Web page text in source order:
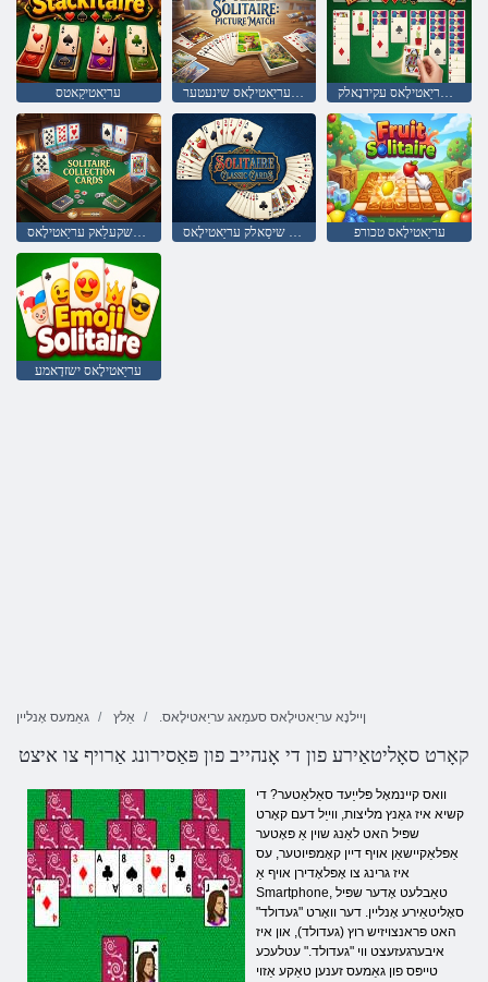
עריַאטיקַאטס שטַאמ דליב עריַאטילָאס שינעטער ליּפש עריַאטילָאס עקידנָאלק
סדרַאק ןַאשקעלַאק עריַאטילָאס סדרַאק שיסַאלק עריַאטילָאס עריַאטילָאס טכורפ
עריַאטילָאס ישזדָאמע
גאַמעס אָנליין אַלץ .ןיילנָא עריַאטילָאס סעמַאג עריַאטילָאס
קאָרט סאָליטאַירע פון ​​די אָנהייב פון פּאַסירונג אַרויף צו איצט
וואס קיינמאָל פּלייַעד סאַלאַטער? די
קשיא איז גאַנץ מליצות, ווייַל דעם קאָרט
שפּיל האט לאַנג שוין אַ פּאָטער
אַפּלאַקיישאַן אויף דיין קאָמפּיוטער, עס
איז גרינג צו אָפּלאָדירן אויף אַ
Smartphone, טאַבלעט אָדער שפּיל
סאָליטאַירע אָנליין. דער וואָרט "געדולד"
האט פראנצויזיש רוץ (געדולד), און איז
איבערגעזעצט ווי "געדולד." עטלעכע
טייפּס פון גאַמעס זענען טאַקע אַזוי